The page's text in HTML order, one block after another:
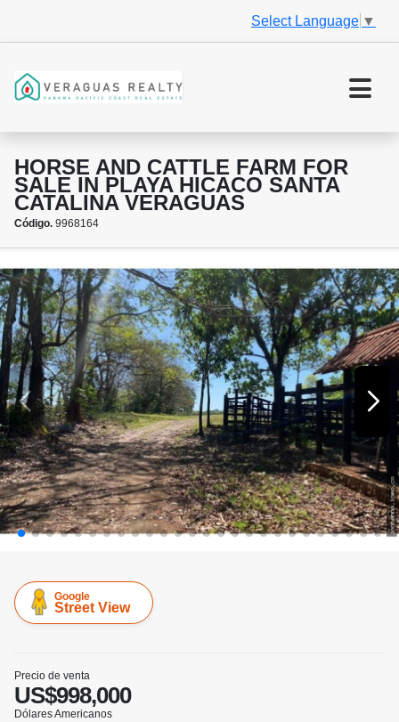
Select Language ▼
HORSE AND CATTLE FARM FOR
SALE IN PLAYA HICACO SANTA
CATALINA VERAGUAS
Código. 9968164
Google
Street View
Precio de venta
US$998,000
Dólares Americanos